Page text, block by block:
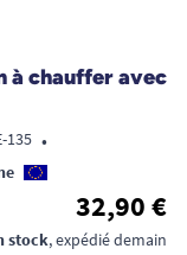
à chauffer avec
135 •
32,90 €
stock, expédié demain